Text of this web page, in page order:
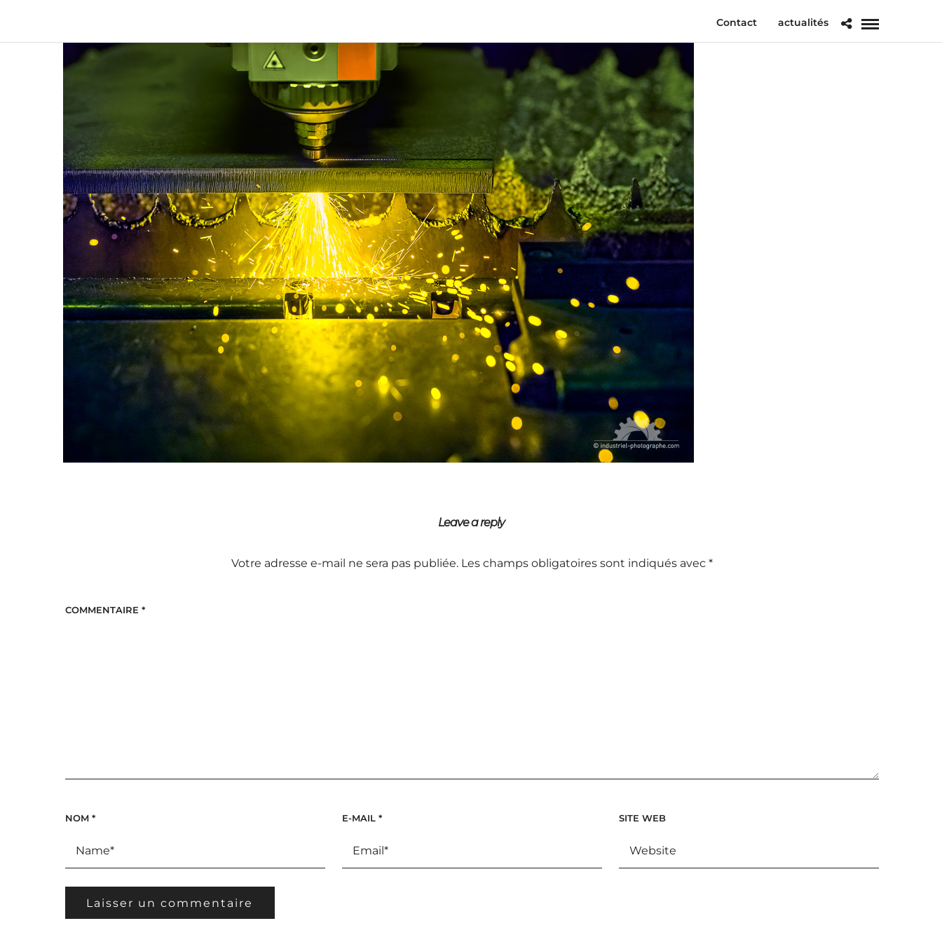
Contact actualités
Leave a reply
Votre adresse e-mail ne sera pas publiée. Les champs obligatoires sont indiqués avec *
COMMENTAIRE *
NOM * E-MAIL * SITE WEB